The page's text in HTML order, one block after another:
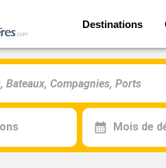
Destinations
Mois de